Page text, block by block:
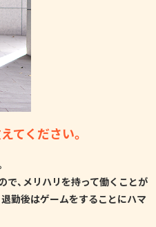
てください。
、メリハリを持って働くことが
勤後はゲームをすることにハマ